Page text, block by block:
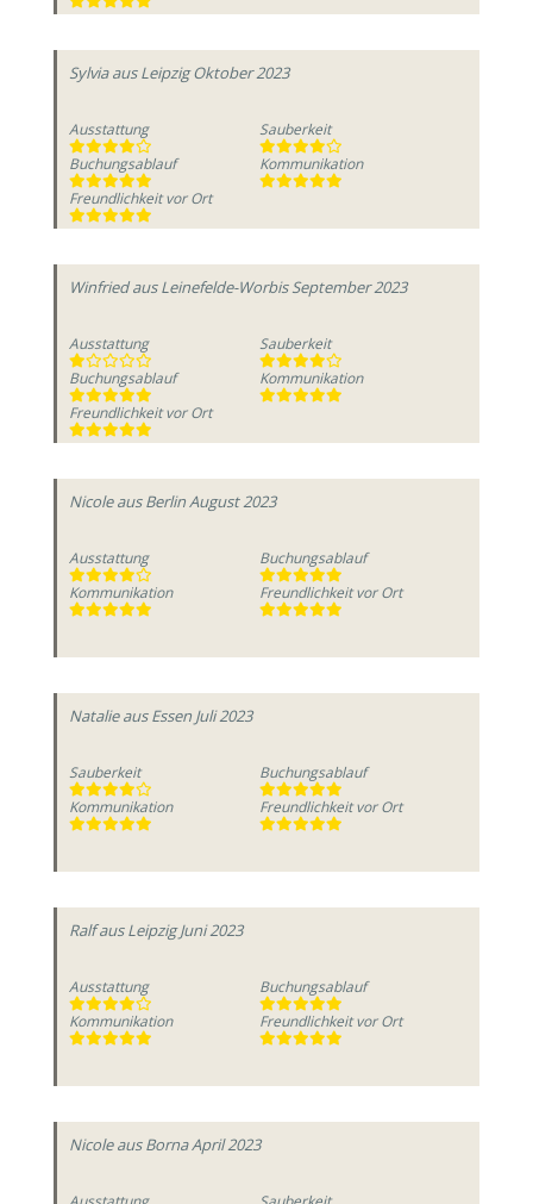
Sylviaaus Leipzig Oktober 2023
Ausstattung
Sauberkeit
Buchungsablauf
Kommunikation
Freundlichkeit vor Ort
Winfriedaus Leinefelde-Worbis September 2023
Ausstattung
Sauberkeit
Buchungsablauf
Kommunikation
Freundlichkeit vor Ort
Nicoleaus BerlinAugust 2023
Ausstattung
Buchungsablauf
Kommunikation
Freundlichkeit vor Ort
Natalieaus Essen Juli 2023
Sauberkeit
Buchungsablauf
Kommunikation
Freundlichkeit vor Ort
Ralfaus Leipzig Juni 2023
Ausstattung
Buchungsablauf
Kommunikation
Freundlichkeit vor Ort
Nicoleaus BornaApril 2023